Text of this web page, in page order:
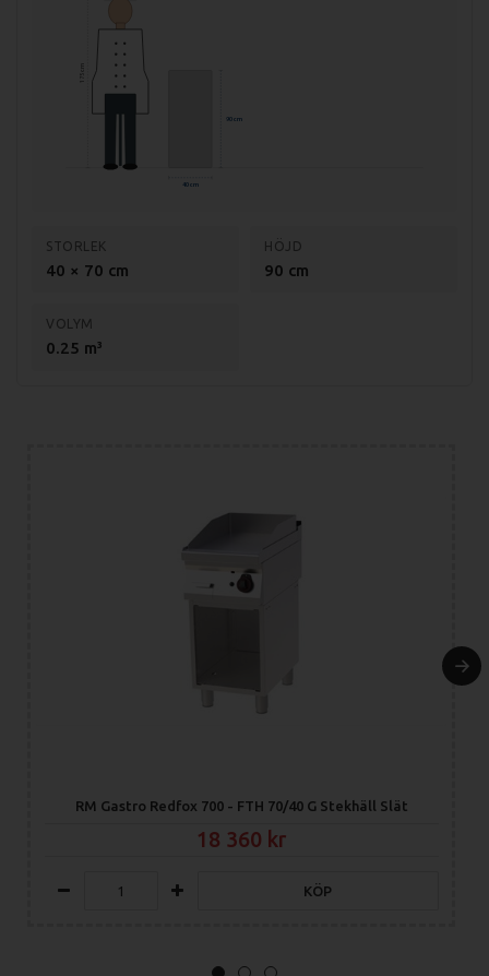
Mått förpackning: 440x800x390 mm
Vikt (netto): 36 kg
Anslutning: 400V, 3-fas
Material chassi: Rostfritt stål AISI 430
Godstjocklek stekplatta: 12 mm
Temp. område: 50-300 grader
175 cm
90 cm
40 cm
STORLEK
40 × 70 cm
HÖJD
90 cm
VOLYM
0.25 m³
RM Gastro Redfox 700 - FTH 70/40 G Stekhäll Slät
18 360
KÖP